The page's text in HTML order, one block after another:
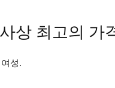
상 최고의 가